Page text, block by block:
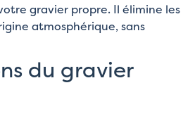
gravier propre. Il élimine les
atmosphérique, sans
du gravier